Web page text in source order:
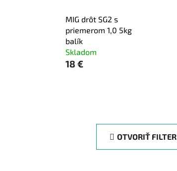
MIG drôt SG2 s
priemerom 1,0 5kg
balík
Skladom
18 €
OTVORIŤ FILTER